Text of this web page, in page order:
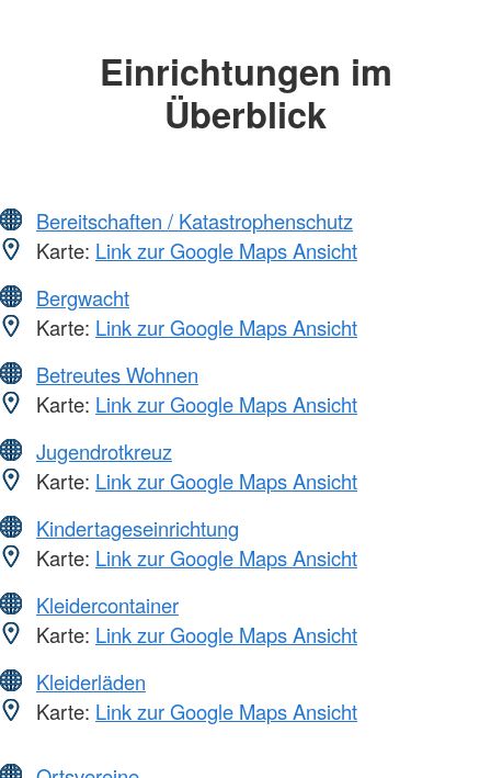
Einrichtungen im
Überblick
Bereitschaften / Katastrophenschutz
Karte: Link zur Google Maps Ansicht
Bergwacht
Karte: Link zur Google Maps Ansicht
Betreutes Wohnen
Karte: Link zur Google Maps Ansicht
Jugendrotkreuz
Karte: Link zur Google Maps Ansicht
Kindertageseinrichtung
Karte: Link zur Google Maps Ansicht
Kleidercontainer
Karte: Link zur Google Maps Ansicht
Kleiderläden
Karte: Link zur Google Maps Ansicht